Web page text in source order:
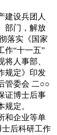
建设兵团人
部门，解放
落实《国家
作“十一五”
人事部、
规定》印发
管委会 二○○
证博士后事
本规定。
和企业等单
后科研工作